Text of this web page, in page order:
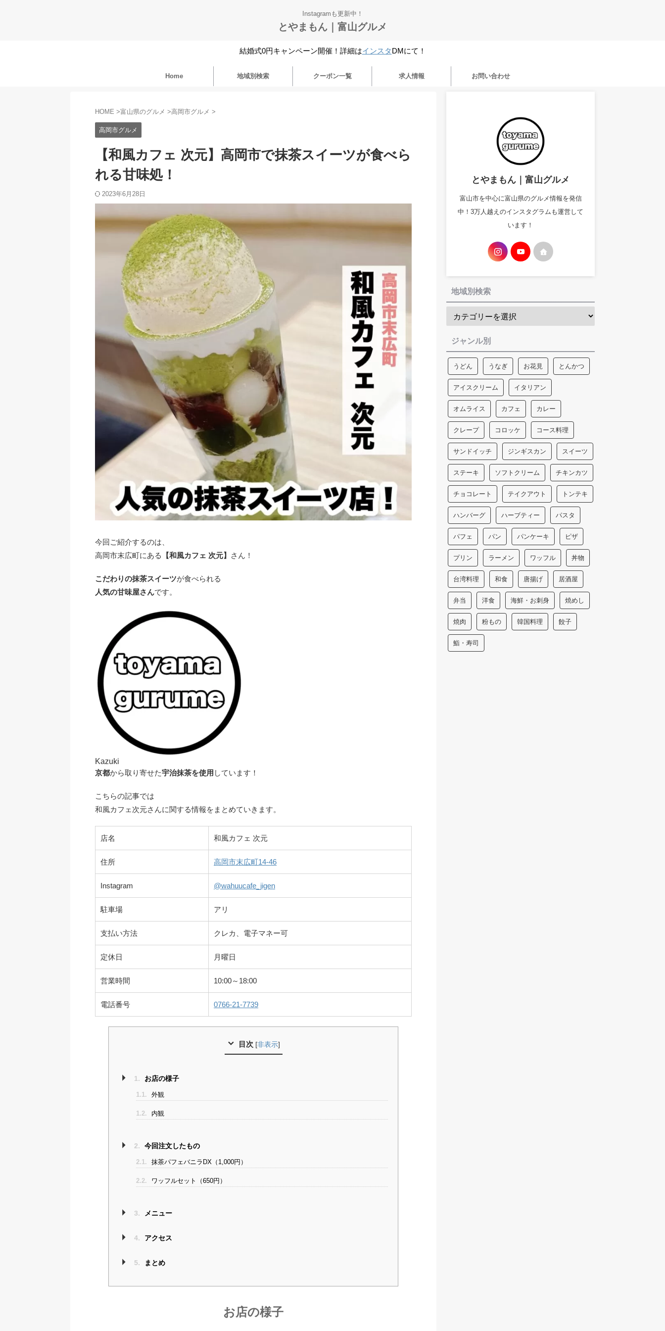
Instagramも更新中！
とやまもん｜富山グルメ
結婚式0円キャンペーン開催！詳細はインスタDMにて！
Home 地域別検索 クーポン一覧 求人情報 お問い合わせ
HOME >富山県のグルメ >高岡市グルメ >
高岡市グルメ
【和風カフェ 次元】高岡市で抹茶スイーツが食べら
れる甘味処！
2023年6月28日
今回ご紹介するのは、
高岡市末広町にある
【和風カフェ 次元】 さん！
こだわりの抹茶スイーツが食べられる
人気の甘味屋さんです。
Kazuki
京都から取り寄せた宇治抹茶を使用 しています！
こちらの記事では
和風カフェ次元さんに関する情報をまとめていきます。
店名 和風カフェ 次元
住所 高岡市末広町14-46
Instagram @wahuucafe_jigen
駐車場 アリ
支払い方法 クレカ、電子マネー可
定休日 月曜日
営業時間 10:00～18:00
電話番号 0766-21-7739
目次 [非表示]
1. お店の様子
1.1. 外観
1.2. 内観
2. 今回注文したもの
2.1. 抹茶パフェバニラDX（1,000円）
2.2. ワッフルセット（650円）
3. メニュー
4. アクセス
5. まとめ
お店の様子
とやまもん｜富山グルメ
富山市を中心に富山県のグルメ情報を発信
中！3万人越えのインスタグラムも運営して
います！
地域別検索
ジャンル別
うどん うなぎ お花見 とんかつ
アイスクリーム イタリアン
オムライス カフェ カレー
クレープ コロッケ コース料理
サンドイッチ ジンギスカン スイーツ
ステーキ ソフトクリーム チキンカツ
チョコレート テイクアウト トンテキ
ハンバーグ ハーブティー パスタ
パフェ パン パンケーキ ピザ
プリン ラーメン ワッフル 丼物
台湾料理 和食 唐揚げ 居酒屋
弁当 洋食 海鮮・お刺身 焼めし
焼肉 粉もの 韓国料理 餃子
鮨・寿司